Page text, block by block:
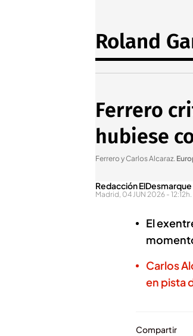
Roland
Ferrero
hubiese
Ferrero y Carlos Alcaraz.
Redacción ElDesmarque
Madrid, 04 JUN 2026 - 12:12h.
El
Carlos
en pista
Compartir